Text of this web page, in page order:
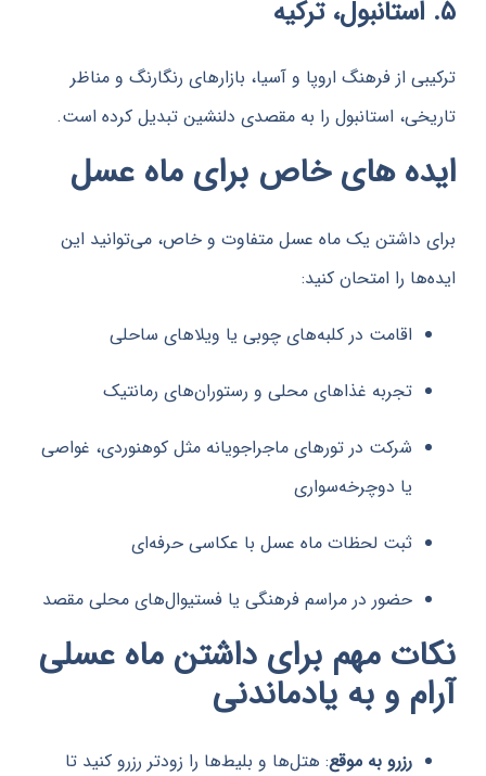
از فرهنگ اروپا و آسیا، بازارهای رنگارنگ و مناظر
استانبول را به مقصدی دلنشین تبدیل کرده است.
های خاص برای ماه عسل
یک ماه عسل متفاوت و خاص، می‌توانید این
را امتحان کنید:
اقامت در کلبه‌های چوبی یا ویلاهای ساحلی
تجربه غذاهای محلی و رستوران‌های رمانتیک
شرکت در تورهای ماجراجویانه مثل کوهنوردی، غواصی
یا دوچرخه‌سواری
ثبت لحظات ماه عسل با عکاسی حرفه‌ای
حضور در مراسم فرهنگی یا فستیوال‌های محلی مقصد
مهم برای داشتن ماه عسلی
و به یادماندنی
رزرو به موقع: هتل‌ها و بلیط‌ها را زودتر رزرو کنید تا